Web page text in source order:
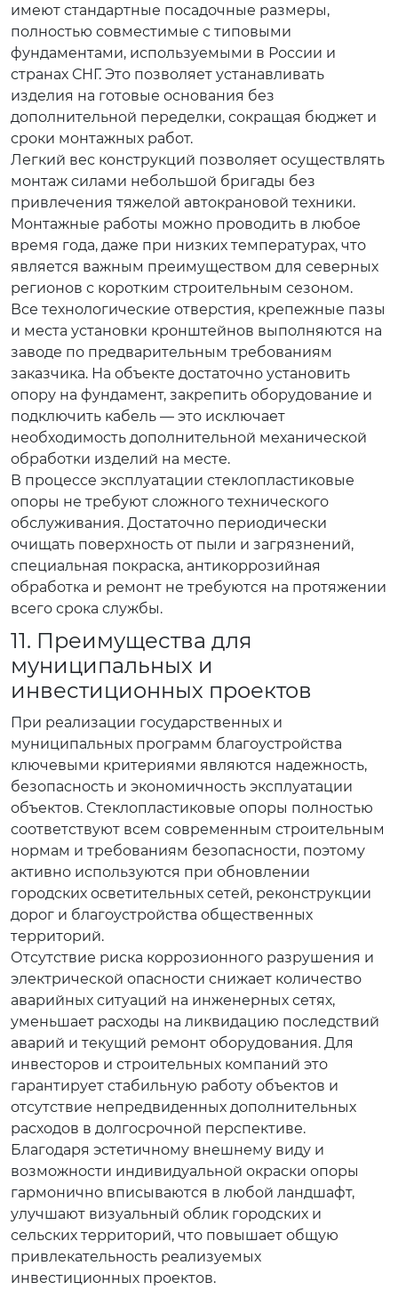
имеют стандартные посадочные размеры,
полностью совместимые с типовыми
фундаментами, используемыми в России и
странах СНГ. Это позволяет устанавливать
изделия на готовые основания без
дополнительной переделки, сокращая бюджет и
сроки монтажных работ.
Легкий вес конструкций позволяет осуществлять
монтаж силами небольшой бригады без
привлечения тяжелой автокрановой техники.
Монтажные работы можно проводить в любое
время года, даже при низких температурах, что
является важным преимуществом для северных
регионов с коротким строительным сезоном.
Все технологические отверстия, крепежные пазы
и места установки кронштейнов выполняются на
заводе по предварительным требованиям
заказчика. На объекте достаточно установить
опору на фундамент, закрепить оборудование и
подключить кабель — это исключает
необходимость дополнительной механической
обработки изделий на месте.
В процессе эксплуатации стеклопластиковые
опоры не требуют сложного технического
обслуживания. Достаточно периодически
очищать поверхность от пыли и загрязнений,
специальная покраска, антикоррозийная
обработка и ремонт не требуются на протяжении
всего срока службы.
11. Преимущества для
муниципальных и
инвестиционных проектов
При реализации государственных и
муниципальных программ благоустройства
ключевыми критериями являются надежность,
безопасность и экономичность эксплуатации
объектов. Стеклопластиковые опоры полностью
соответствуют всем современным строительным
нормам и требованиям безопасности, поэтому
активно используются при обновлении
городских осветительных сетей, реконструкции
дорог и благоустройства общественных
территорий.
Отсутствие риска коррозионного разрушения и
электрической опасности снижает количество
аварийных ситуаций на инженерных сетях,
уменьшает расходы на ликвидацию последствий
аварий и текущий ремонт оборудования. Для
инвесторов и строительных компаний это
гарантирует стабильную работу объектов и
отсутствие непредвиденных дополнительных
расходов в долгосрочной перспективе.
Благодаря эстетичному внешнему виду и
возможности индивидуальной окраски опоры
гармонично вписываются в любой ландшафт,
улучшают визуальный облик городских и
сельских территорий, что повышает общую
привлекательность реализуемых
инвестиционных проектов.